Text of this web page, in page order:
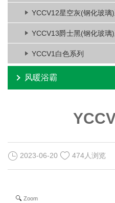
YCCV12星空灰(钢化玻璃)
YCCV13爵士黑(钢化玻璃)
YCCV1白色系列
风暖浴霸
2023-06-20 474人浏览
Zoom